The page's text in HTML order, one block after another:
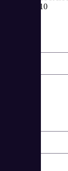
2, КОМ. 310